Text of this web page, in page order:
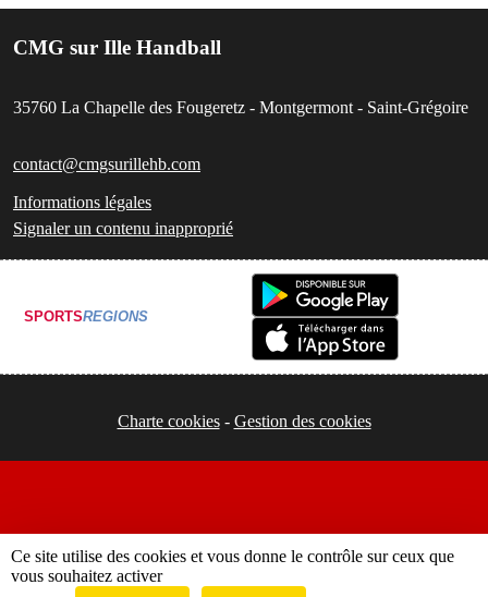
CMG sur Ille Handball
35760 La Chapelle des Fougeretz - Montgermont - Saint-Grégoire
contact@cmgsurillehb.com
Informations légales
Signaler un contenu inapproprié
SPORTSREGIONS
Charte cookies Gestion des cookies
Ce site utilise des cookies et vous donne le contrôle sur ceux que
vous souhaitez activer